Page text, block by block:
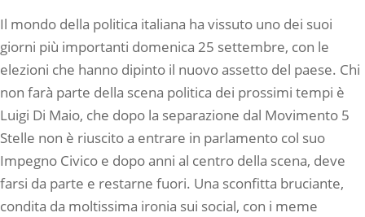
Il mondo della politica italiana ha vissuto uno dei suoi
giorni più importanti domenica 25 settembre, con le
elezioni che hanno dipinto il nuovo assetto del paese. Chi
non farà parte della scena politica dei prossimi tempi è
Luigi Di Maio, che dopo la separazione dal Movimento 5
Stelle non è riuscito a entrare in parlamento col suo
Impegno Civico e dopo anni al centro della scena, deve
farsi da parte e restarne fuori. Una sconfitta bruciante,
condita da moltissima ironia sui social, con i meme